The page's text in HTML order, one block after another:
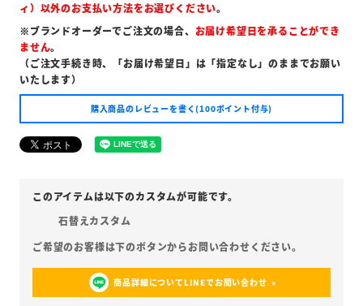
ィ）以外のお支払い方法をお選びください。
※ブランドオーダーでご注文の場合、 お届け希望日を承ることができ
ません。
（ご注文手続き時、「お届け希望日」は「指定なし」のままでお願い
いたします）
購入商品のレビューを書く(100ポイント付与)
石替えカスタム
商品詳細についてLINEでお問い合わせ